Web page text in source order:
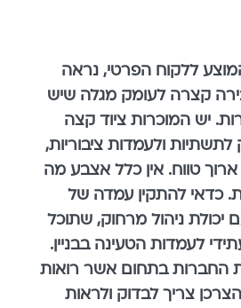
ללקוח הפרטי, נראה
קצרה לעומק מגלה שיש
יש המוכרות ציוד קצה
ולעמדות ציבוריות,
טווח. אין כלל אצבע מה
כדאי להתקין עמדה של
יכולת ניהול מרחוק, שתוכל
לעמדות הטעינה בבניין.
החברות בתחום אשר רואות
צריך לבדוק ולראות